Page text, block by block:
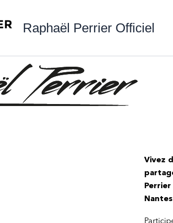
Raphaël Perrier Officiel
Vivez